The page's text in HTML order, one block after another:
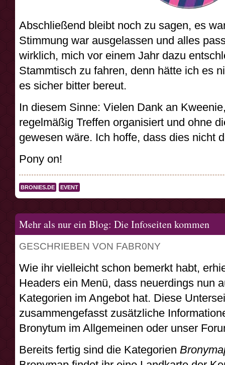
Abschließend bleibt noch zu sagen, es
Stimmung war ausgelassen und alles
wirklich, mich vor einem Jahr dazu
Stammtisch zu fahren, denn hätte ich es
es sicher bitter bereut.
In diesem Sinne: Vielen Dank an
regelmäßig Treffen organisiert und ohne
gewesen wäre. Ich hoffe, dass dies nicht
Pony on!
BRONIES.DE EVENT
Mehr als nur ein Blog: Die Infoseiten kommen
GESCHRIEBEN VON FABR0NY
Wie ihr vielleicht schon bemerkt habt,
Headers ein Menü, dass neuerdings nun
Kategorien im Angebot hat. Diese
zusammengefasst zusätzliche
Bronytum im Allgemeinen oder unser
Bereits fertig sind die Kategorien